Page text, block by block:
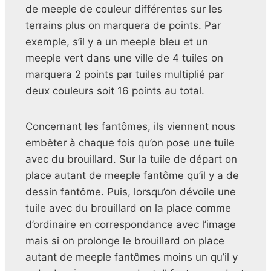
de meeple de couleur différentes sur les
terrains plus on marquera de points. Par
exemple, s’il y a un meeple bleu et un
meeple vert dans une ville de 4 tuiles on
marquera 2 points par tuiles multiplié par
deux couleurs soit 16 points au total.
Concernant les fantômes, ils viennent nous
embêter à chaque fois qu’on pose une tuile
avec du brouillard. Sur la tuile de départ on
place autant de meeple fantôme qu’il y a de
dessin fantôme. Puis, lorsqu’on dévoile une
tuile avec du brouillard on la place comme
d’ordinaire en correspondance avec l’image
mais si on prolonge le brouillard on place
autant de meeple fantômes moins un qu’il y